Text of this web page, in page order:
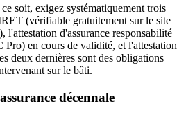
soit, exigez systématiquement trois
(vérifiable gratuitement sur le site
l'attestation d'assurance responsabilité
en cours de validité, et l'attestation
deux dernières sont des obligations
sur le bâti.
décennale